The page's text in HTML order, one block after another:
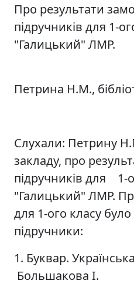
Про результати
підручників для 1-
"Галицький" ЛМР.
Петрина Н.М.,
Слухали: Петрину
закладу, про
підручників для 1-
"Галицький" ЛМР.
для 1-ого класу
підручники:
1. Буквар.
Большакова І.